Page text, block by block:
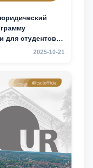
для студентов
2025-10-21